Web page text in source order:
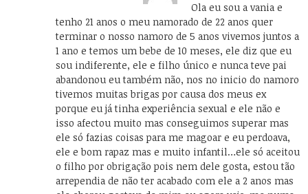
Ola eu sou a vania e
tenho 21 anos o meu namorado de 22 anos quer
terminar o nosso namoro de 5 anos vivemos juntos a
1 ano e temos um bebe de 10 meses, ele diz que eu
sou indiferente, ele e filho único e nunca teve pai
abandonou eu também não, nos no inicio do namoro
tivemos muitas brigas por causa dos meus ex
porque eu já tinha experiência sexual e ele não e
isso afectou muito mas conseguimos superar mas
ele só fazias coisas para me magoar e eu perdoava,
ele e bom rapaz mas e muito infantil…ele só aceitou
o filho por obrigação pois nem dele gosta, estou tão
arrependia de não ter acabado com ele a 2 anos mas